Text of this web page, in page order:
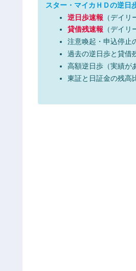
スター・マイカＨＤの逆日
逆日歩速報 （デイリ
貸借残速報 （デイリ
注意喚起・申込停止
過去の逆日歩と貸借
高額逆日歩（実績が
東証と日証金の残高